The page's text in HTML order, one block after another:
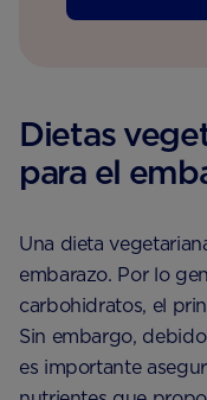
Dietas
para el
Una dieta
embarazo. Por lo
carbohidratos, el
Sin embargo,
es importante